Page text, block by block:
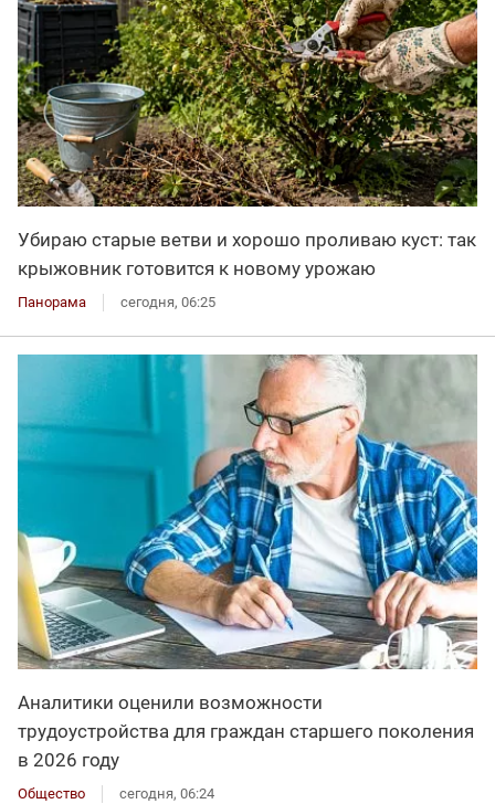
Убираю старые ветви и хорошо проливаю куст: так
крыжовник готовится к новому урожаю
Панорама сегодня, 06:25
Аналитики оценили возможности
трудоустройства для граждан старшего поколения
в 2026 году
Общество сегодня, 06:24